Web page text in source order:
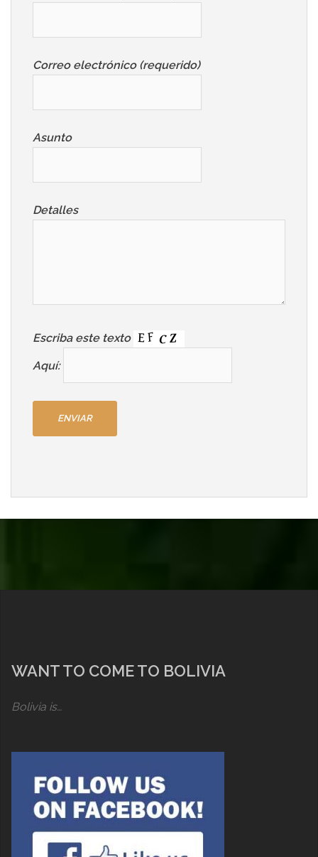
Correo electrónico (requerido)
Asunto
Detalles
Escriba este texto
Aquí:
WANT TO COME TO BOLIVIA
Bolivia is…